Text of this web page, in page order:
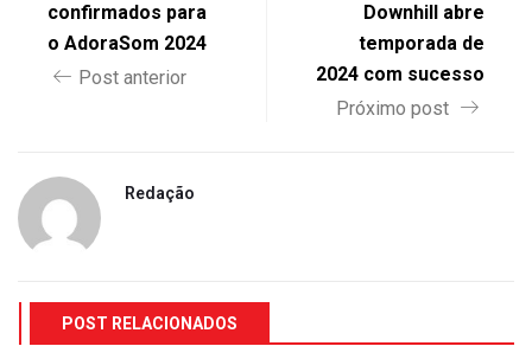
confirmados para
o AdoraSom 2024
Post anterior
Downhill abre
temporada de
2024 com sucesso
Próximo post
Redação
POST RELACIONADOS